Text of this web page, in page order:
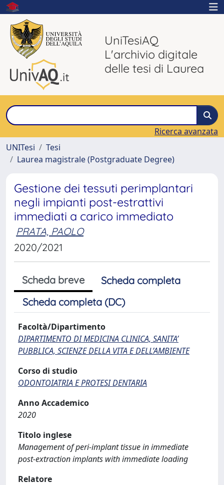
UniTesiAQ
L'archivio digitale
delle tesi di Laurea
Ricerca avanzata
UNITesi
Tesi
Laurea magistrale (Postgraduate Degree)
Gestione dei tessuti perimplantari
negli impianti post-estrattivi
immediati a carico immediato
PRATA, PAOLO
2020/2021
Scheda breve
Scheda completa
Scheda completa (DC)
Facoltà/Dipartimento
DIPARTIMENTO DI MEDICINA CLINICA, SANITA’
PUBBLICA, SCIENZE DELLA VITA E DELL’AMBIENTE
Corso di studio
ODONTOIATRIA E PROTESI DENTARIA
Anno Accademico
2020
Titolo inglese
Management of peri-implant tissue in immediate
post-extraction implants with immediate loading
Relatore